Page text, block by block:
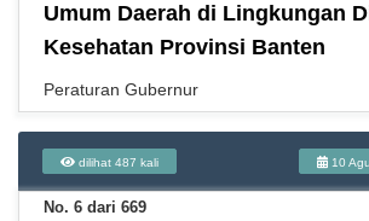
Umum Daerah di Lingkungan
Kesehatan Provinsi Banten
Peraturan Gubernur
dilihat 487 kali 10
No. 6 dari 669